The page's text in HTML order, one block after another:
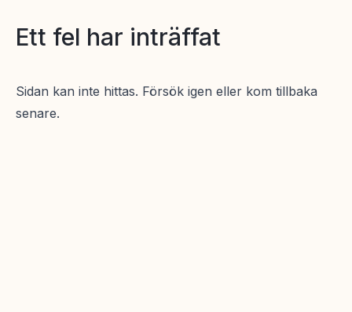
Ett fel har inträffat
Sidan kan inte hittas. Försök igen eller kom tillbaka
senare.